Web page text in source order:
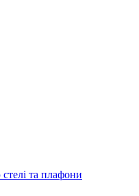
та плафони